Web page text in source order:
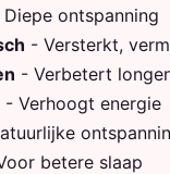
Diepe ontspanning
- Versterkt,
- Verbetert
- Verhoogt energie
betere slaap